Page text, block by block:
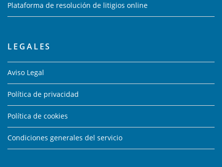
Plataforma de resolución de litigios online
LEGALES
Aviso Legal
Política de privacidad
Política de cookies
Condiciones generales del servicio